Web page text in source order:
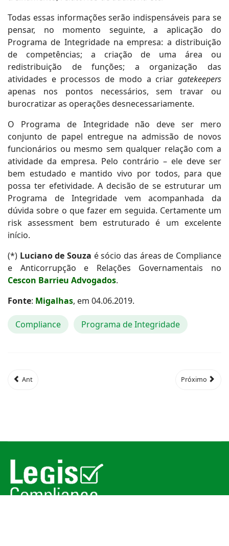
Todas essas informações serão indispensáveis para se
pensar, no momento seguinte, a aplicação do
Programa de Integridade na empresa: a distribuição
de competências; a criação de uma área ou
redistribuição de funções; a organização das
atividades e processos de modo a criar gatekeepers
apenas nos pontos necessários, sem travar ou
burocratizar as operações desnecessariamente.
O Programa de Integridade não deve ser mero
conjunto de papel entregue na admissão de novos
funcionários ou mesmo sem qualquer relação com a
atividade da empresa. Pelo contrário – ele deve ser
bem estudado e mantido vivo por todos, para que
possa ter efetividade. A decisão de se estruturar um
Programa de Integridade vem acompanhada da
dúvida sobre o que fazer em seguida. Certamente um
risk assessment bem estruturado é um excelente
início.
(*) Luciano de Souza é sócio das áreas de Compliance
e Anticorrupção e Relações Governamentais no
Cescon Barrieu Advogados.
Fonte: Migalhas, em 04.06.2019.
Compliance Programa de Integridade
Ant Próximo